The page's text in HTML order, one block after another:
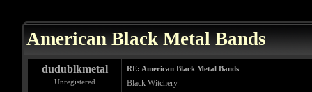
American Black Metal Bands
dudublkmetal
Unregistered
RE: American Black Metal Bands
Black Witchery